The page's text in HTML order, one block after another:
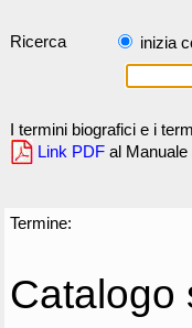
Ricerca inizia
I termini biografici e i
Link PDF al
Termine:
Catalogo